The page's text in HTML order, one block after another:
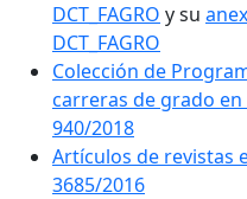
DCT_FAGRO y su
DCT_FAGRO
Colección de
carreras de grado en
940/2018
Artículos de revistas
3685/2016